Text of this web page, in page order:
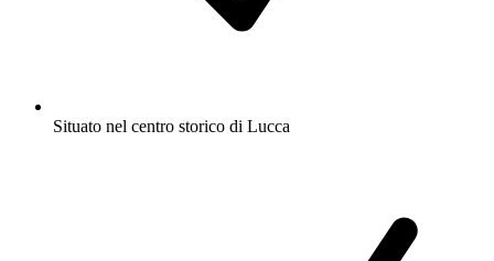
Situato nel centro storico di Lucca